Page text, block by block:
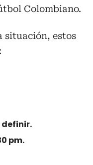
Colombiano.
situación, estos
definir.
pm.